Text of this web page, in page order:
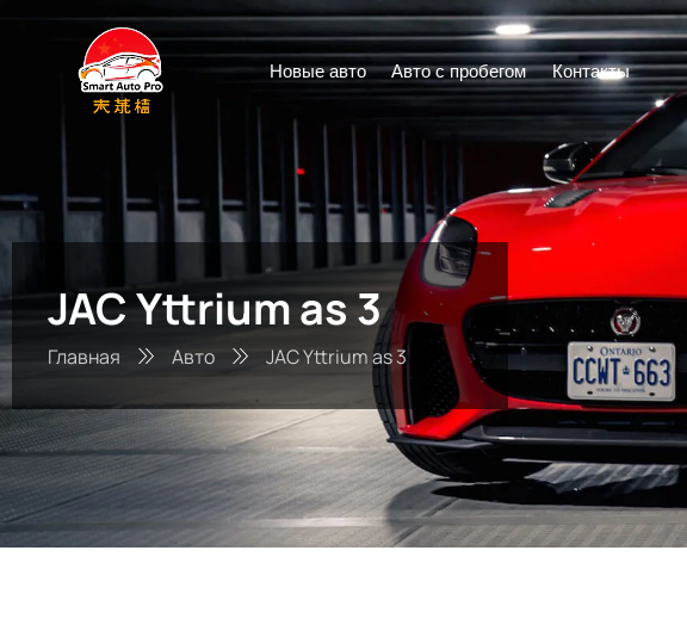
Новые авто Авто с пробегом Контакты
JAC Yttrium as 3
Главная Авто JAC Yttrium as 3